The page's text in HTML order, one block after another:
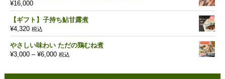
は
¥18,000
で
し
た。
格
は
す。
¥16,000
【ギフト】子持ち鮎甘露煮
¥4,320 税込
やさしい味わい ただの鶏むね煮
¥3,000 – ¥6,000価
帯:
税込